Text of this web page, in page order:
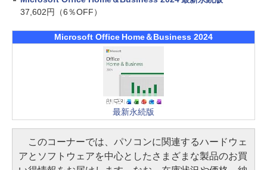
37,602円（6％OFF）
Microsoft Office Home＆Business 2024
最新永続版
このコーナーでは、パソコンに関連するハードウェ
アとソフトウェアを中心としたさまざまな製品のお買